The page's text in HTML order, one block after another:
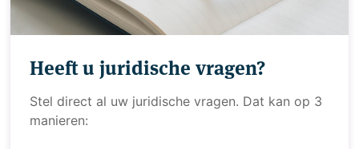
Heeft u juridische vragen?
Stel direct al uw juridische vragen. Dat kan op 3
manieren: